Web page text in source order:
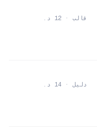
قالب · 12 د.
دليل · 14 د.